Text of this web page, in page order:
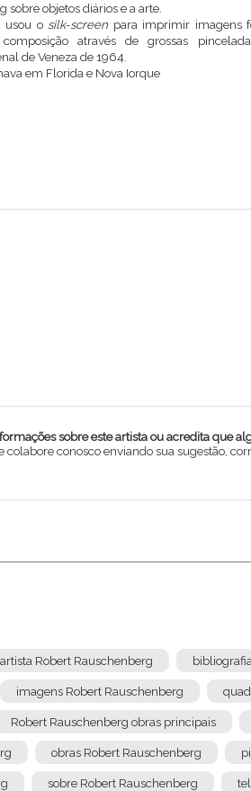
objetos diários e a arte.
usou o silk-screen para imprimir imagens
através de grossas
de Veneza de 1964.
em Florida e Nova Iorque
sobre este artista ou acredita que
colabore conosco enviando sua sugestão,
artista Robert Rauschenberg
imagens Robert Rauschenberg
Robert Rauschenberg obras principais
obras Robert Rauschenberg
sobre Robert Rauschenberg